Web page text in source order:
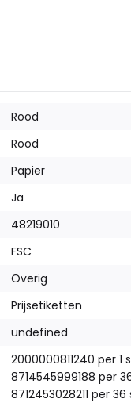
Rood
Rood
Papier
Ja
48219010
FSC
Overig
Prijsetiketten
undefined
2000000811240 per 1
8714545999188 per
8712453028211 per 36